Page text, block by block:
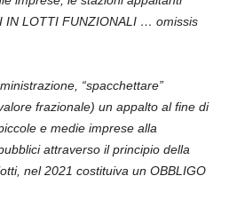
IN LOTTI FUNZIONALI … omissis
“spacchettare”
frazionale) un appalto al fine di
e medie imprese alla
attraverso il principio della
nel 2021 costituiva un OBBLIGO